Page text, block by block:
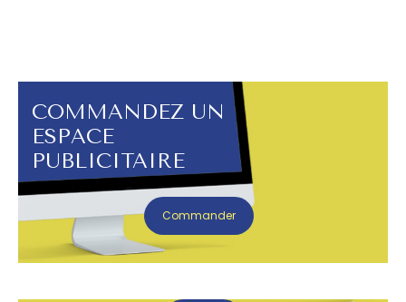
COMMANDEZ UN
ESPACE
PUBLICITAIRE
Commander